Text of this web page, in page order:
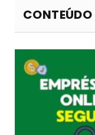
CONTEÚDO